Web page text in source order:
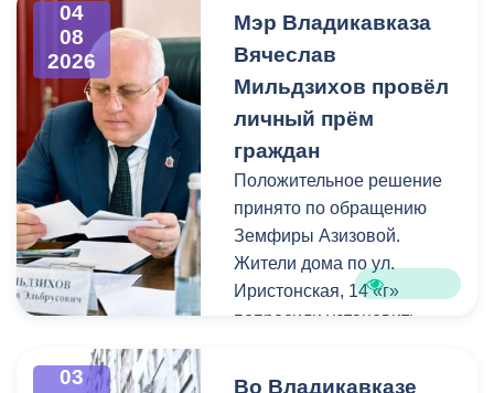
рабочие устанавливают
бордюры и поребрики,
готовят основания
укладке брусчатки. Сейчас
специалисты
обустраивают основание
ограждения. Парапет
выполнен из
архитектурного бетона.
Как и на других участках
с металлическими
04
08
2026
Мэр Владикавказа
Вячеслав
Мильдзихов провёл
личный прём
граждан
Положительное решение
принято по обращению
Земфиры Азизовой.
Жители дома по ул.
Иристонская, 14 «г»
попросили установить
03
Во Владикавказе